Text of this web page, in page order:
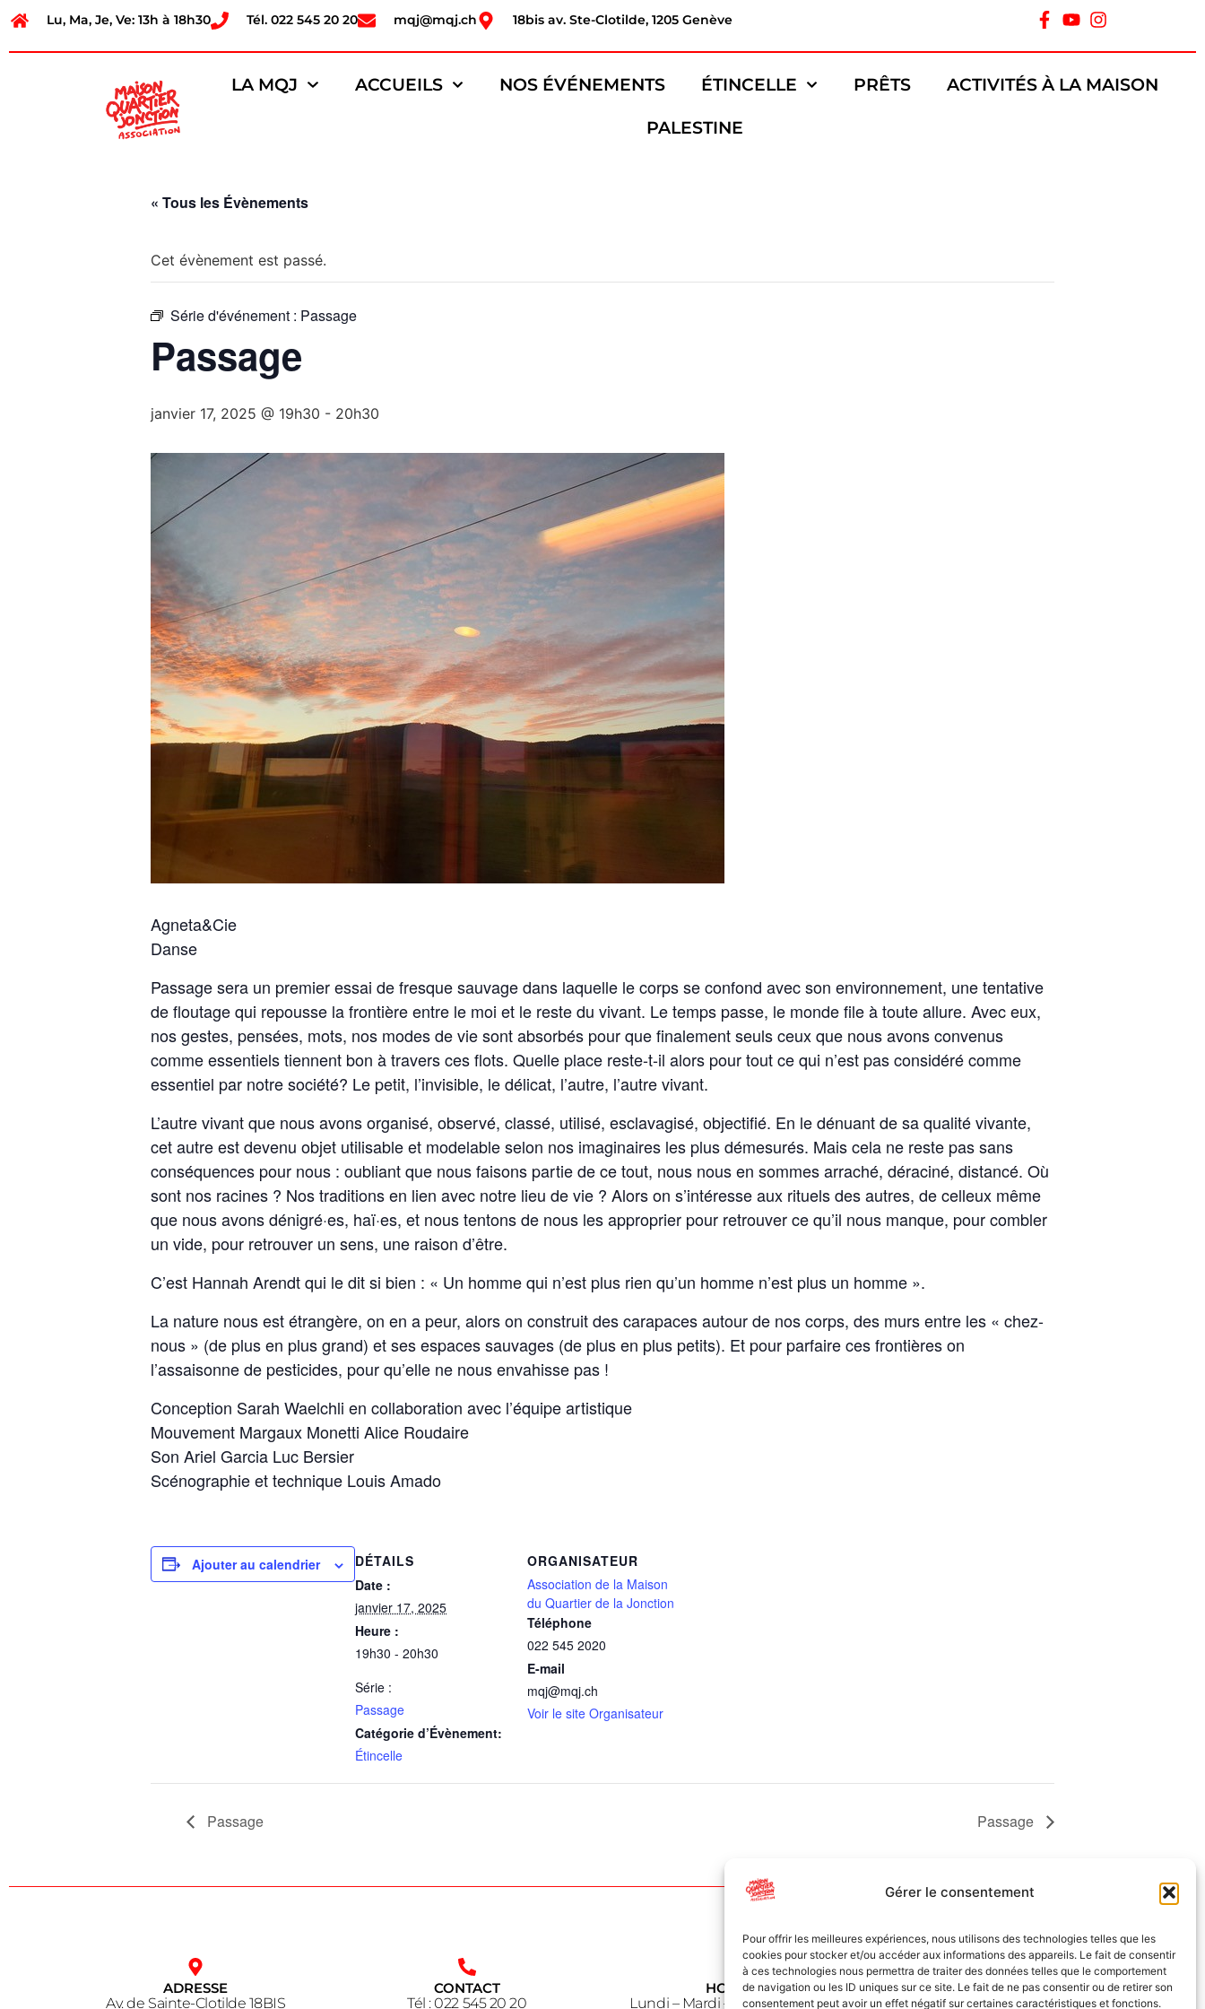
Gérer le consentement
Pour offrir les meilleures expériences, nous utilisons des technologies telles que les
cookies pour stocker et/ou accéder aux informations des appareils. Le fait de consentir
à ces technologies nous permettra de traiter des données telles que le comportement
de navigation ou les ID uniques sur ce site. Le fait de ne pas consentir ou de retirer son
consentement peut avoir un effet négatif sur certaines caractéristiques et fonctions.
Lu, Ma, Je, Ve: 13h à 18h30 Tél. 022 545 20 20 mqj@mqj.ch 18bis av. Ste-Clotilde, 1205 Genève
LA MQJ ACCUEILS NOS ÉVÉNEMENTS ÉTINCELLE PRÊTS ACTIVITÉS À LA MAISON
PALESTINE
« Tous les Évènements
Cet évènement est passé.
Série d'événement : Passage
Passage
janvier 17, 2025 @ 19h30 - 20h30
Agneta&Cie
Danse
Passage sera un premier essai de fresque sauvage dans laquelle le corps se confond avec son environnement, une tentative
de floutage qui repousse la frontière entre le moi et le reste du vivant. Le temps passe, le monde file à toute allure. Avec eux,
nos gestes, pensées, mots, nos modes de vie sont absorbés pour que finalement seuls ceux que nous avons convenus
comme essentiels tiennent bon à travers ces flots. Quelle place reste-t-il alors pour tout ce qui n’est pas considéré comme
essentiel par notre société? Le petit, l’invisible, le délicat, l’autre, l’autre vivant.
L’autre vivant que nous avons organisé, observé, classé, utilisé, esclavagisé, objectifié. En le dénuant de sa qualité vivante,
cet autre est devenu objet utilisable et modelable selon nos imaginaires les plus démesurés. Mais cela ne reste pas sans
conséquences pour nous : oubliant que nous faisons partie de ce tout, nous nous en sommes arraché, déraciné, distancé. Où
sont nos racines ? Nos traditions en lien avec notre lieu de vie ? Alors on s’intéresse aux rituels des autres, de celleux même
que nous avons dénigré·es, haï·es, et nous tentons de nous les approprier pour retrouver ce qu’il nous manque, pour combler
un vide, pour retrouver un sens, une raison d’être.
C’est Hannah Arendt qui le dit si bien : « Un homme qui n’est plus rien qu’un homme n’est plus un homme ».
La nature nous est étrangère, on en a peur, alors on construit des carapaces autour de nos corps, des murs entre les « chez-
nous » (de plus en plus grand) et ses espaces sauvages (de plus en plus petits). Et pour parfaire ces frontières on
l’assaisonne de pesticides, pour qu’elle ne nous envahisse pas !
Conception Sarah Waelchli en collaboration avec l’équipe artistique
Mouvement Margaux Monetti Alice Roudaire
Son Ariel Garcia Luc Bersier
Scénographie et technique Louis Amado
Ajouter au calendrier
DÉTAILS
Date :
janvier 17, 2025
Heure :
19h30 - 20h30
Série :
Passage
Catégorie d’Évènement:
Étincelle
ORGANISATEUR
Association de la Maison
du Quartier de la Jonction
Téléphone
022 545 2020
E-mail
mqj@mqj.ch
Voir le site Organisateur
Passage Passage
ADRESSE
Av. de Sainte-Clotilde 18BIS
CONTACT
Tél : 022 545 20 20
HORAIRE
Lundi – Mardi – Jeudi – Vendredi
NOUS SUIVRE